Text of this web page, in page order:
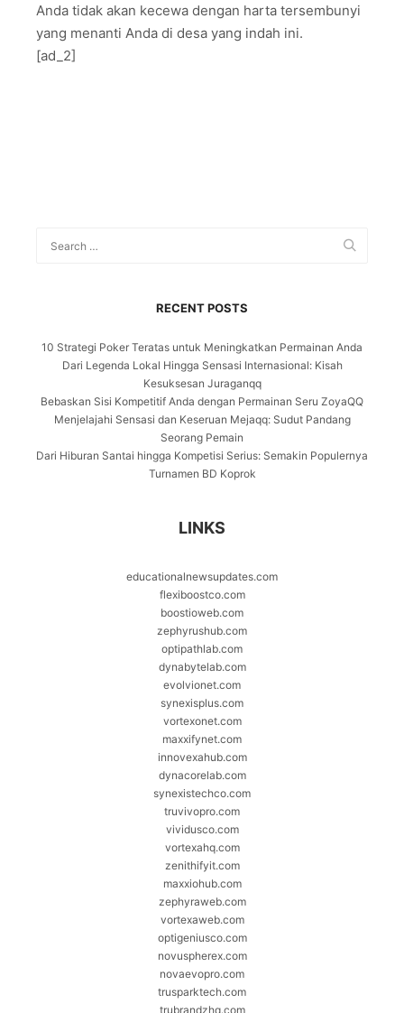
Anda tidak akan kecewa dengan harta tersembunyi
yang menanti Anda di desa yang indah ini.
[ad_2]
RECENT POSTS
10 Strategi Poker Teratas untuk Meningkatkan Permainan Anda
Dari Legenda Lokal Hingga Sensasi Internasional: Kisah
Kesuksesan Juraganqq
Bebaskan Sisi Kompetitif Anda dengan Permainan Seru ZoyaQQ
Menjelajahi Sensasi dan Keseruan Mejaqq: Sudut Pandang
Seorang Pemain
Dari Hiburan Santai hingga Kompetisi Serius: Semakin Populernya
Turnamen BD Koprok
LINKS
educationalnewsupdates.com
flexiboostco.com
boostioweb.com
zephyrushub.com
optipathlab.com
dynabytelab.com
evolvionet.com
synexisplus.com
vortexonet.com
maxxifynet.com
innovexahub.com
dynacorelab.com
synexistechco.com
truvivopro.com
vividusco.com
vortexahq.com
zenithifyit.com
maxxiohub.com
zephyraweb.com
vortexaweb.com
optigeniusco.com
novuspherex.com
novaevopro.com
trusparktech.com
trubrandzhq.com